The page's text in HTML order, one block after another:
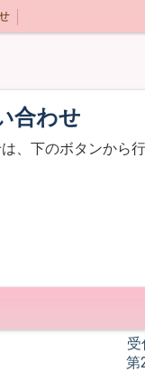
合わせ
、下のボタンから行
第2、